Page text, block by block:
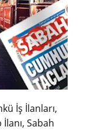
İş İlanları,
Sabah